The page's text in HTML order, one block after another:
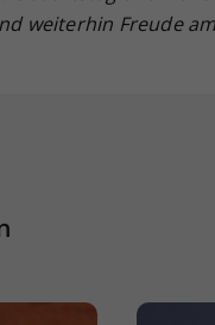
weiterhin Freude